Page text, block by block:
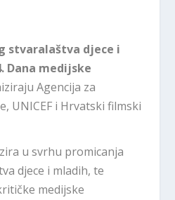
stvaralaštva djece i
Dana medijske
Agencija za
UNICEF i Hrvatski filmski
u svrhu promicanja
djece i mladih, te
medijske